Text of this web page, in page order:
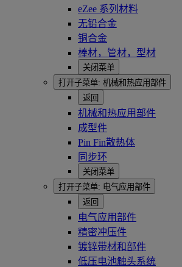
eZee 系列材料
无铅合金
铜合金
棒材，管材，型材
关闭菜单
打开子菜单: 机械和热应用部件
返回
机械和热应用部件
成型件
Pin Fin散热体
同步环
关闭菜单
打开子菜单: 电气应用部件
返回
电气应用部件
精密冲压件
镀锌带材和部件
低压电池触头系统